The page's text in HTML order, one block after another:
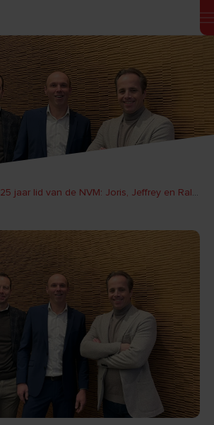
25 jaar lid van de NVM: Joris, Jeffrey en Ralph vertellen